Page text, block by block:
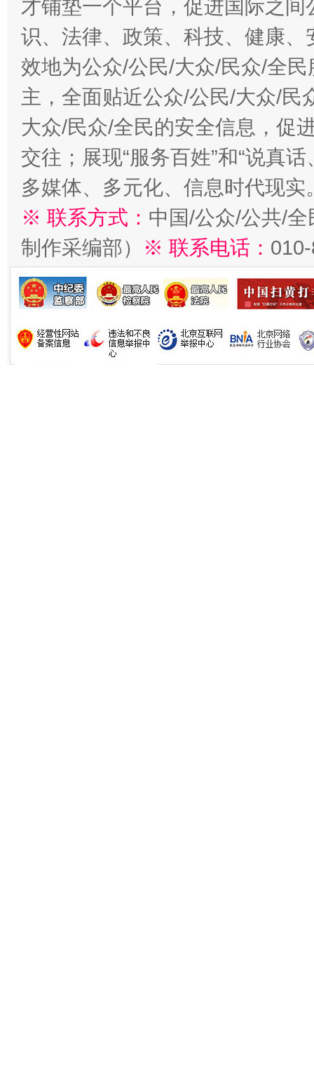
才铺垫一个平台，促进国际之
识、法律、政策、科技、健康
效地为公众/公民/大众/民众/全
主，全面贴近公众/公民/大众/民
大众/民众/全民的安全信息，促
交往；展现“服务百姓”和“说真
多媒体、多元化、信息时代现实
※ 联系方式： 中国/公众/公共/
制作采编部）
※ 联系电话：